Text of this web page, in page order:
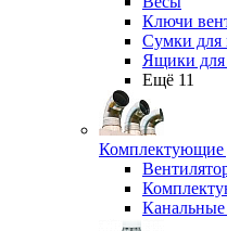
Ключи
Сумки для
Ящики для
Ещё 11
Комплектующие